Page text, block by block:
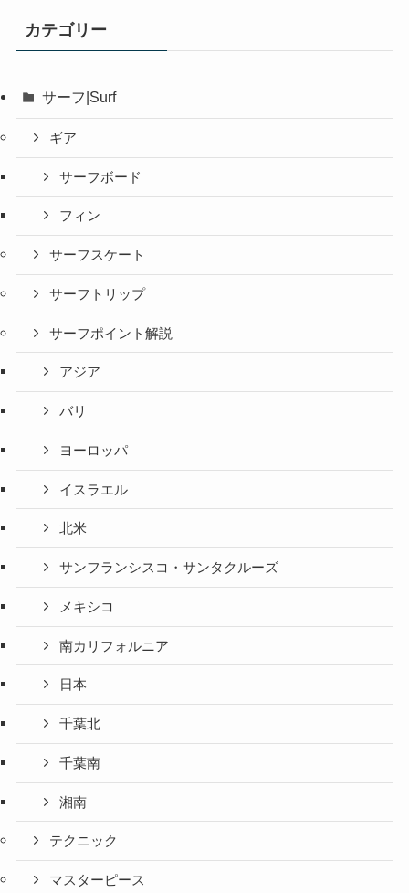
カテゴリー
サーフ|Surf
ギア
サーフボード
フィン
サーフスケート
サーフトリップ
サーフポイント解説
アジア
バリ
ヨーロッパ
イスラエル
北米
サンフランシスコ・サンタクルーズ
メキシコ
南カリフォルニア
日本
千葉北
千葉南
湘南
テクニック
マスターピース